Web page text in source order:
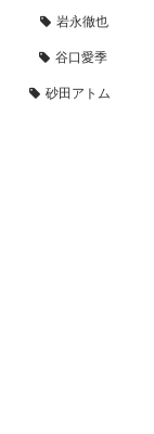
岩永徹也
谷口愛季
砂田アトム